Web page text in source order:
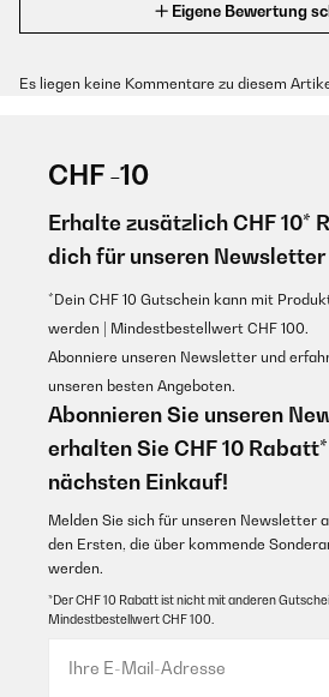
Eigene Bewertung
Es liegen keine Kommentare zu diesem
CHF -10
Erhalte zusätzlich CHF 10*
dich für unseren
*Dein CHF 10 Gutschein kann mit
werden | Mindestbestellwert CHF 100.
Abonniere unseren Newsletter und
unseren besten Angeboten.
Abonnieren Sie unseren
erhalten Sie CHF 10
nächsten Einkauf!
Melden Sie sich für unseren Newsletter
den Ersten, die über kommende
werden.
*Der CHF 10 Rabatt ist nicht mit anderen
Mindestbestellwert CHF 100.